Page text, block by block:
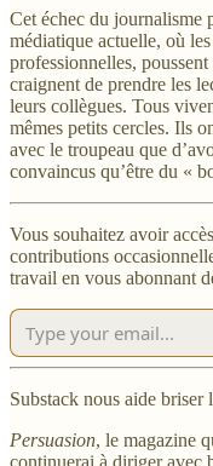
Cet échec du journalisme
médiatique actuelle, où
professionnelles,
craignent de prendre les
leurs collègues. Tous
mêmes petits cercles. Ils
avec le troupeau que
convaincus qu’être du «
Vous souhaitez avoir
contributions
travail en vous abonnant
Substack nous aide briser
Persuasion, le magazine
continuerai à diriger avec